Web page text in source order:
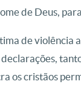
de Deus,
de violência
os cristãos